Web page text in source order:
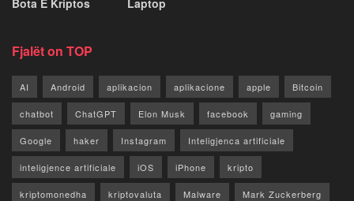
Fjalët on TOP
AI Android aplikacion aplikacione apple Bitcoin
chatbot ChatGPT Elon Musk facebook gaming
Google haker Instagram Inteligjenca artificiale
inteligjence artificiale iOS iPhone kripto
kriptomonedha kriptovaluta Malware Mark Zuckerberg